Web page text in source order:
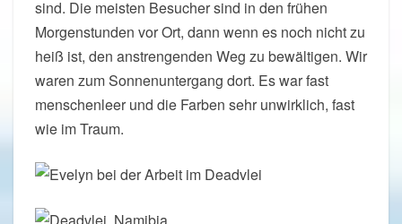
sind. Die meisten Besucher sind in den frühen
Morgenstunden vor Ort, dann wenn es noch nicht zu
heiß ist, den anstrengenden Weg zu bewältigen. Wir
waren zum Sonnenuntergang dort. Es war fast
menschenleer und die Farben sehr unwirklich, fast
wie im Traum.